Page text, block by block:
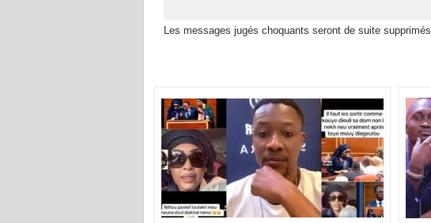
Les messages jugés choquants seront de suite supprimés